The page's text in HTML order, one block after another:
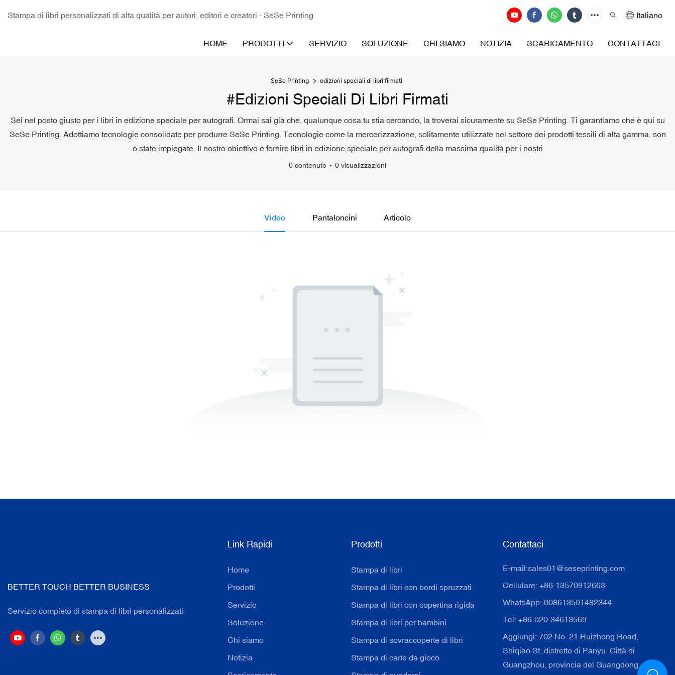
Stampa di libri personalizzati di alta qualità per autori, editori e creatori - SeSe Printing Italiano
HOME PRODOTTI SERVIZIO SOLUZIONE CHI SIAMO NOTIZIA SCARICAMENTO CONTATTACI
SeSe Printing edizioni speciali di libri firmati
#edizioni Speciali Di Libri Firmati
Sei nel posto giusto per i libri in edizione speciale per autografi. Ormai sai già che, qualunque cosa tu stia cercando, la troverai sicuramente su SeSe Printing. Ti garantiamo che è qui su
SeSe Printing. Adottiamo tecnologie consolidate per produrre SeSe Printing. Tecnologie come la mercerizzazione, solitamente utilizzate nel settore dei prodotti tessili di alta gamma, son
o state impiegate. Il nostro obiettivo è fornire libri in edizione speciale per autografi della massima qualità per i nostri
0 contenuto 0 visualizzazioni
Video Pantaloncini Articolo
BETTER TOUCH BETTER BUSINESS
Servizio completo di stampa di libri personalizzati
Link Rapidi
Home
Prodotti
Servizio
Soluzione
Chi siamo
Notizia
Prodotti
Stampa di libri
Stampa di libri con bordi spruzzati
Stampa di libri con copertina rigida
Stampa di libri per bambini
Stampa di sovraccoperte di libri
Stampa di carte da gioco
Contattaci
E-mail:sales01@seseprinting.com
Cellulare: +86-13570912663
WhatsApp: 008613501482344
Tel: +86-020-34613569
Aggiungi: 702 No. 21 Huizhong Road,
Shiqiao St, distretto di Panyu. Città di
Guangzhou, provincia del Guangdong. Cina